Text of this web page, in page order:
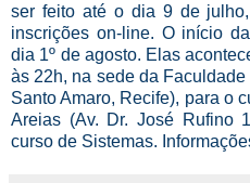
ser feito até o dia 9 de
inscrições on-line. O início
dia 1º de agosto. Elas
às 22h, na sede da
Santo Amaro, Recife), para o
Areias (Av. Dr. José Rufino
curso de Sistemas.